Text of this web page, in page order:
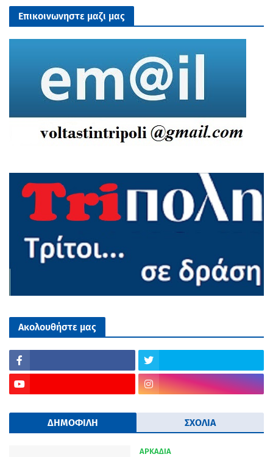
Επικοινωνηστε μαζι μας
Ακολουθήστε μας
ΔΗΜΟΦΙΛΗ ΣΧΟΛΙΑ
ΑΡΚΑΔΙΑ